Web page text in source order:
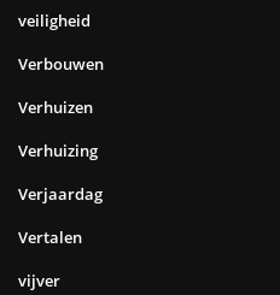
veiligheid
Verbouwen
Verhuizen
Verhuizing
Verjaardag
Vertalen
vijver